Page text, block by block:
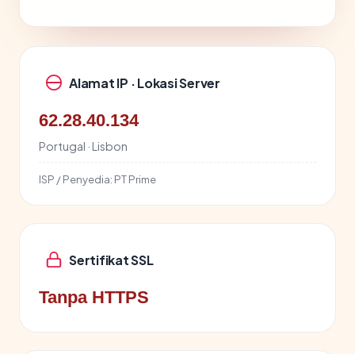
Alamat IP · Lokasi Server
62.28.40.134
Portugal · Lisbon
ISP / Penyedia: PT Prime
Sertifikat SSL
Tanpa HTTPS